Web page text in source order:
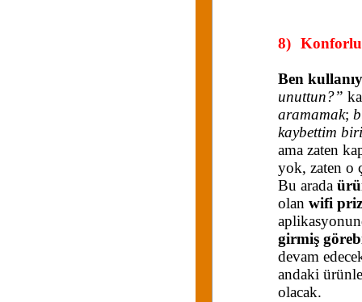
8) Konforlu
Ben
unuttun?”
aramamak;
kaybettim
ama zaten
yok, zaten o
Bu arada
olan wifi
girmiş
devam
andaki
olacak.